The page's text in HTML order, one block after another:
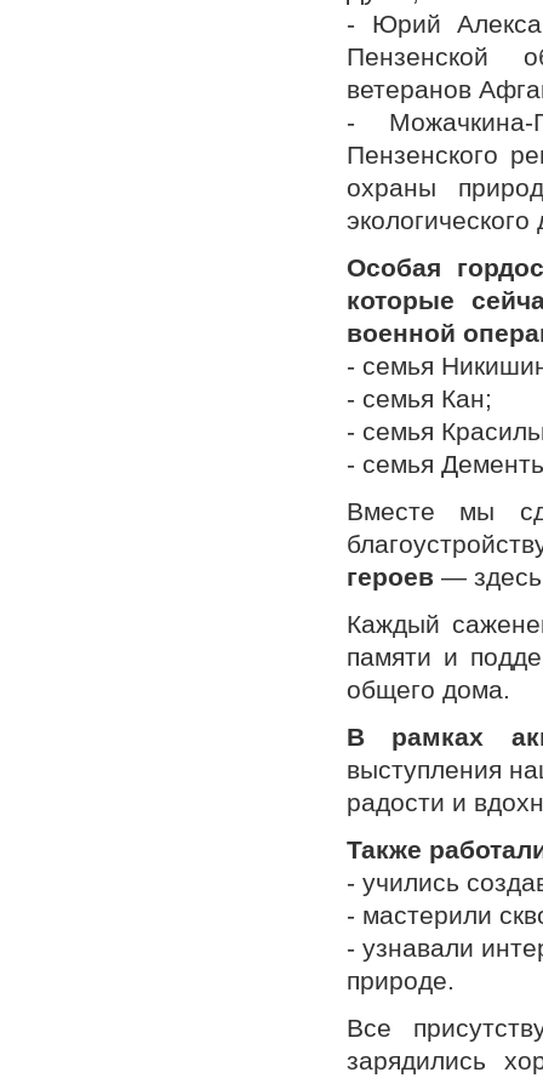
- Юрий
Пензенской
ветеранов
-
Пензенского
охраны
Особая
которые
военной
- семья
- семья Кан;
- семья
- семья
Вместе мы
героев —
Каждый
памяти и
общего дома.
В рамках
выступления
радости и
Также
- учились
- мастерили
- узнавали
природе.
Все
зарядились